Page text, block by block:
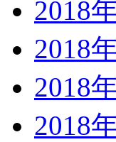
2018
2018
2018
2018